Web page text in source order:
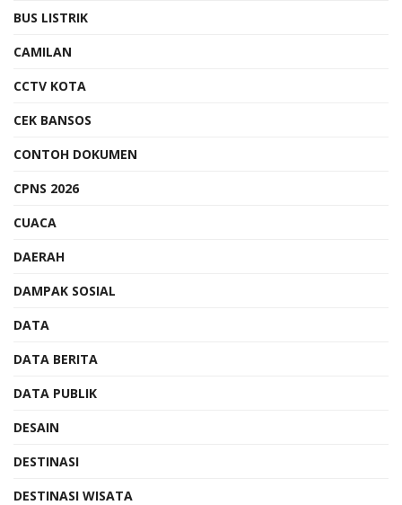
BUS LISTRIK
CAMILAN
CCTV KOTA
CEK BANSOS
CONTOH DOKUMEN
CPNS 2026
CUACA
DAERAH
DAMPAK SOSIAL
DATA
DATA BERITA
DATA PUBLIK
DESAIN
DESTINASI
DESTINASI WISATA